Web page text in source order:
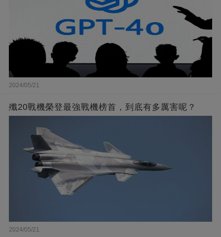
2024/05/21
殲20戰機榮登最強戰機榜首，到底有多厲害呢？
2024/05/21